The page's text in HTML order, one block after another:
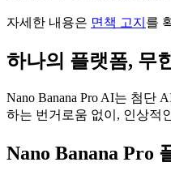
자세한 내용은 면책 고지 를
하나의 플랫폼, 무
Nano Banana Pro AI는 첨단
하는 번거로움 없이, 인상적
Nano Banana Pro